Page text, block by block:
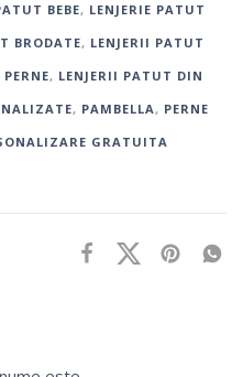
BEBE, LENJERIE PATUT
BRODATE, LENJERII PATUT
, LENJERII PATUT DIN
, PAMBELLA, PERNE
GRATUITA